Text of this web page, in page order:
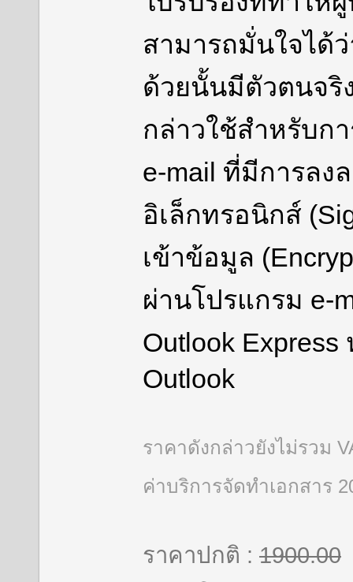
สามารถมั่นใจได้
ด้วยนั้นมีตัวตนจริ
กล่าวใช้สำหรับก
e-mail ที่มีการลง
อิเล็กทรอนิกส์
เข้าข้อมูล
ผ่านโปรแกรม e-
Outlook Express
Outlook
ราคาดังกล่าวยังไม่รวม
ค่าบริการจัดทำเอกสาร
ราคาปกติ : 1900.00